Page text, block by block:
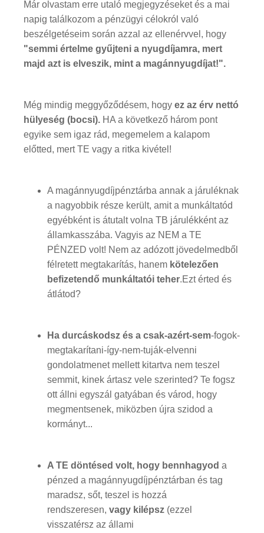
Már olvastam erre utaló megjegyzéseket és a mai
napig találkozom a pénzügyi célokról való
beszélgetéseim során azzal az ellenérvvel, hogy
"semmi értelme gyűjteni a nyugdíjamra, mert
majd azt is elveszik, mint a magánnyugdíjat!".
Még mindig meggyőződésem, hogy ez az érv nettó
hülyeség (bocsi). HA a következő három pont
egyike sem igaz rád, megemelem a kalapom
előtted, mert TE vagy a ritka kivétel!
A magánnyugdíjpénztárba annak a járuléknak
a nagyobbik része került, amit a munkáltatód
egyébként is átutalt volna TB járulékként az
államkasszába. Vagyis az NEM a TE
PÉNZED volt! Nem az adózott jövedelmedből
félretett megtakarítás, hanem kötelezően
befizetendő munkáltatói teher.Ezt érted és
átlátod?
Ha durcáskodsz és a csak-azért-sem-fogok-
megtakarítani-így-nem-tuják-elvenni
gondolatmenet mellett kitartva nem teszel
semmit, kinek ártasz vele szerinted? Te fogsz
ott állni egyszál gatyában és várod, hogy
megmentsenek, miközben újra szidod a
kormányt...
A TE döntésed volt, hogy bennhagyod a
pénzed a magánnyugdíjpénztárban és tag
maradsz, sőt, teszel is hozzá
rendszeresen, vagy kilépsz (ezzel
visszatérsz az állami